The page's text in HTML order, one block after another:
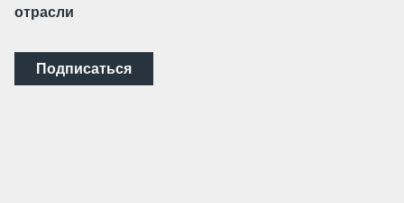
отрасли
Подписаться